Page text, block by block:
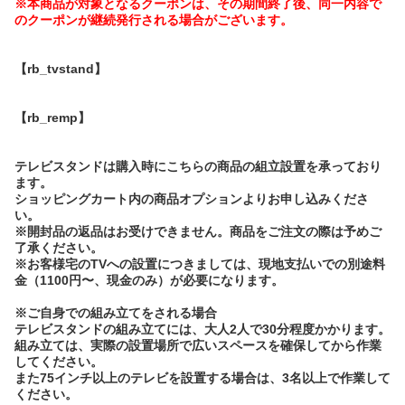
※本商品が対象となるクーポンは、その期間終了後、同一内容で
のクーポンが継続発行される場合がございます。
【rb_tvstand】
【rb_remp】
テレビスタンドは購入時にこちらの商品の組立設置を承っており
ます。
ショッピングカート内の商品オプションよりお申し込みくださ
い。
※開封品の返品はお受けできません。商品をご注文の際は予めご
了承ください。
※お客様宅のTVへの設置につきましては、現地支払いでの別途料
金（1100円〜、現金のみ）が必要になります。
※ご自身での組み立てをされる場合
テレビスタンドの組み立てには、大人2人で30分程度かかります。
組み立ては、実際の設置場所で広いスペースを確保してから作業
してください。
また75インチ以上のテレビを設置する場合は、3名以上で作業して
ください。